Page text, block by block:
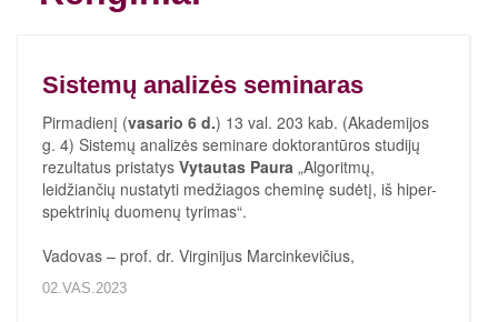
Sistemų analizės seminaras
Pirmadienį (vasario 6 d.) 13 val. 203 kab. (Akademijos
g. 4) Sistemų analizės seminare doktorantūros studijų
rezultatus pristatys Vytautas Paura „Algoritmų,
leidžiančių nustatyti medžiagos cheminę sudėtį, iš hiper-
spektrinių duomenų tyrimas“.
Vadovas – prof. dr. Virginijus Marcinkevičius,
02.VAS.2023